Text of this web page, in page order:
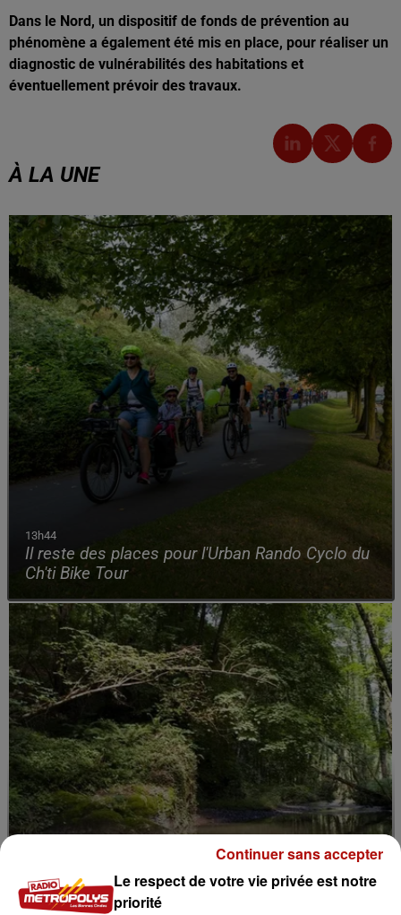
Dans le Nord, un dispositif de fonds de prévention au
phénomène a également été mis en place, pour réaliser un
diagnostic de vulnérabilités des habitations et
éventuellement prévoir des travaux.
À LA UNE
13h44
Il reste des places pour l'Urban Rando Cyclo du
Ch'ti Bike Tour
Le respect de votre vie privée est notre
priorité
Continuer sans accepter